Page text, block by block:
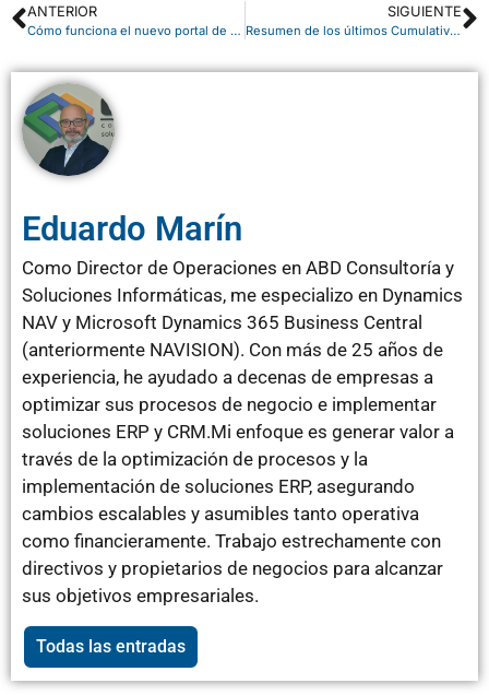
ANTERIOR
Cómo funciona el nuevo portal de Microsoft 365
SIGUIENTE
Resumen de los últimos Cumulative Update para Microsoft Dynamics NAV – Enero 2017
Eduardo Marín
Como Director de Operaciones en ABD Consultoría y
Soluciones Informáticas, me especializo en Dynamics
NAV y Microsoft Dynamics 365 Business Central
(anteriormente NAVISION). Con más de 25 años de
experiencia, he ayudado a decenas de empresas a
optimizar sus procesos de negocio e implementar
soluciones ERP y CRM.Mi enfoque es generar valor a
través de la optimización de procesos y la
implementación de soluciones ERP, asegurando
cambios escalables y asumibles tanto operativa
como financieramente. Trabajo estrechamente con
directivos y propietarios de negocios para alcanzar
sus objetivos empresariales.
Todas las entradas